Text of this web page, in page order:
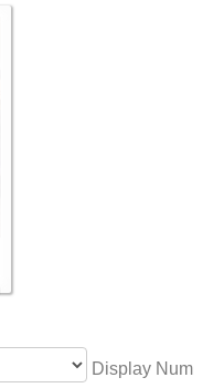
Display Num